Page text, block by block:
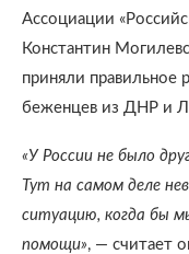
Ассоциации
Константин
приняли правильное
беженцев из ДНР и
«У России не было
Тут на самом деле
ситуацию, когда бы
помощи», — считает